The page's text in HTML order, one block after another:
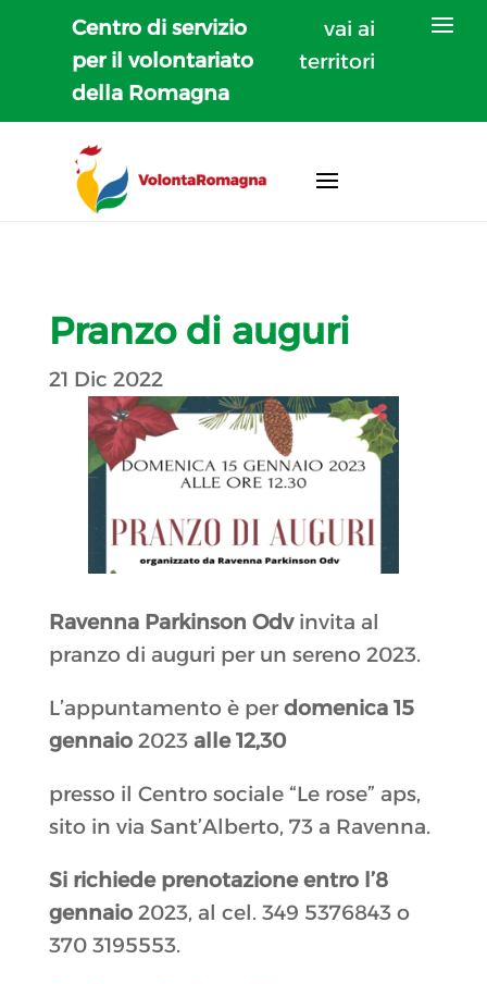
Centro di servizio
per il volontariato
della Romagna
vai ai
territori
Pranzo di auguri
21 Dic 2022
Ravenna Parkinson Odvinvita al
pranzo di auguri per un sereno 2023.
L’appuntamento è perdomenica 15
gennaio2023 alle 12,30
presso il Centro sociale “Le rose” aps,
sito in via Sant’Alberto, 73 a Ravenna.
Si richiede prenotazione entro l’8
gennaio2023, al cel. 349 5376843 o
370 3195553.